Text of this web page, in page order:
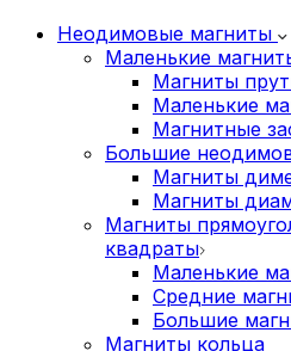
Неодимовые магниты
Маленькие
Магниты
Маленькие
Магнитные
Большие
Магниты
Магниты
Магниты
квадраты
Маленькие
Средние
Большие
Магниты кольца